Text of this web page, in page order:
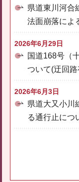
県道東川河合
法面崩落によ
2026年6月29日
国道168号（
ついて(迂回
2026年6月3日
県道大又小川
る通行止につ